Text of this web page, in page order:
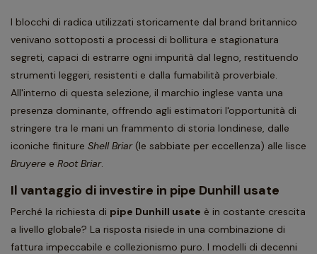
I blocchi di radica utilizzati storicamente dal brand britannico
venivano sottoposti a processi di bollitura e stagionatura
segreti, capaci di estrarre ogni impurità dal legno, restituendo
strumenti leggeri, resistenti e dalla fumabilità proverbiale.
All'interno di questa selezione, il marchio inglese vanta una
presenza dominante, offrendo agli estimatori l'opportunità di
stringere tra le mani un frammento di storia londinese, dalle
iconiche finiture Shell Briar(le sabbiate per eccellenza) alle lisce
Bruyere e Root Briar.
Il vantaggio di investire in pipe Dunhill usate
Perché la richiesta di pipe Dunhill usate è in costante crescita
a livello globale? La risposta risiede in una combinazione di
fattura impeccabile e collezionismo puro. I modelli di decenni